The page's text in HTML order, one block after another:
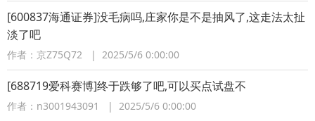
[600837海通证券]没毛病吗,庄家你是不是抽风了,这走法太扯
淡了吧
作者：京Z75Q72 | 2025/5/6 0:00:00
[688719爱科赛博]终于跌够了吧,可以买点试盘不
作者：n3001943091 | 2025/5/6 0:00:00